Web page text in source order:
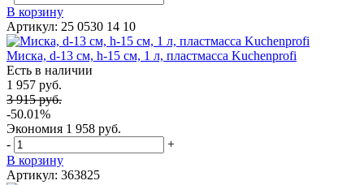
В корзину
Артикул: 25 0530 14 10
Миска, d-13 см, h-15 см, 1 л, пластмасса Kuchenprofi
Есть в наличии
1 957 руб.
3 915 руб.
-50.01%
Экономия 1 958 руб.
-
+
В корзину
Артикул: 363825